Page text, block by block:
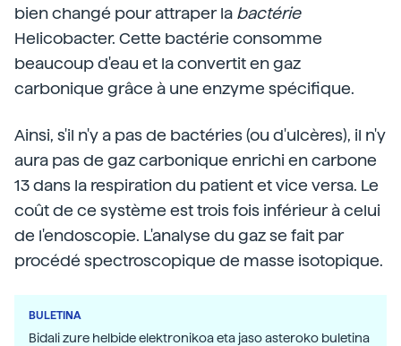
bien changé pour attraper la bactérie
Helicobacter. Cette bactérie consomme
beaucoup d'eau et la convertit en gaz
carbonique grâce à une enzyme spécifique.
Ainsi, s'il n'y a pas de bactéries (ou d'ulcères), il n'y
aura pas de gaz carbonique enrichi en carbone
13 dans la respiration du patient et vice versa. Le
coût de ce système est trois fois inférieur à celui
de l'endoscopie. L'analyse du gaz se fait par
procédé spectroscopique de masse isotopique.
BULETINA
Bidali zure helbide elektronikoa eta jaso asteroko buletina